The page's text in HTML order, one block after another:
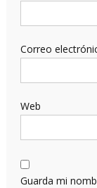
Correo
Web
Guarda mi